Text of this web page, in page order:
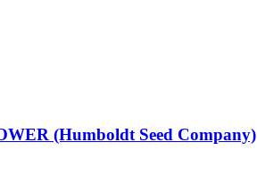
(Humboldt Seed Company)